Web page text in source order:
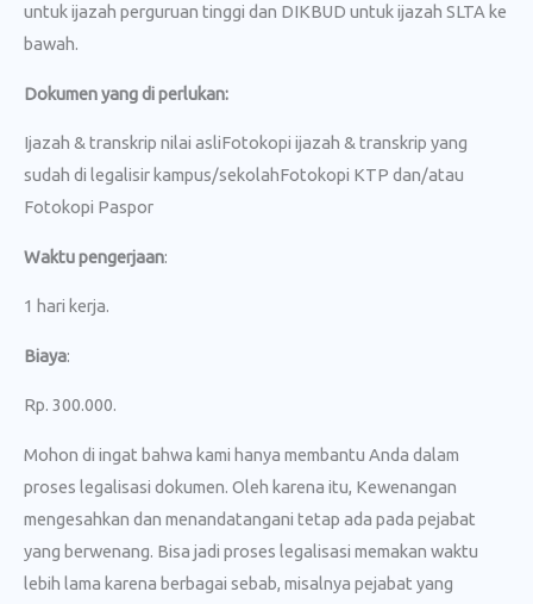
untuk ijazah perguruan tinggi dan DIKBUD untuk ijazah SLTA ke
bawah.
Dokumen yang di perlukan:
Ijazah & transkrip nilai asliFotokopi ijazah & transkrip yang
sudah di legalisir kampus/sekolahFotokopi KTP dan/atau
Fotokopi Paspor
Waktu pengerjaan:
1 hari kerja.
Biaya:
Rp. 300.000.
Mohon di ingat bahwa kami hanya membantu Anda dalam
proses legalisasi dokumen. Oleh karena itu, Kewenangan
mengesahkan dan menandatangani tetap ada pada pejabat
yang berwenang. Bisa jadi proses legalisasi memakan waktu
lebih lama karena berbagai sebab, misalnya pejabat yang